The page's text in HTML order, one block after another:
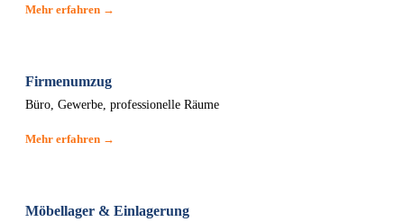
Mehr erfahren →
Firmenumzug
Büro, Gewerbe, professionelle Räume
Mehr erfahren →
Möbellager & Einlagerung